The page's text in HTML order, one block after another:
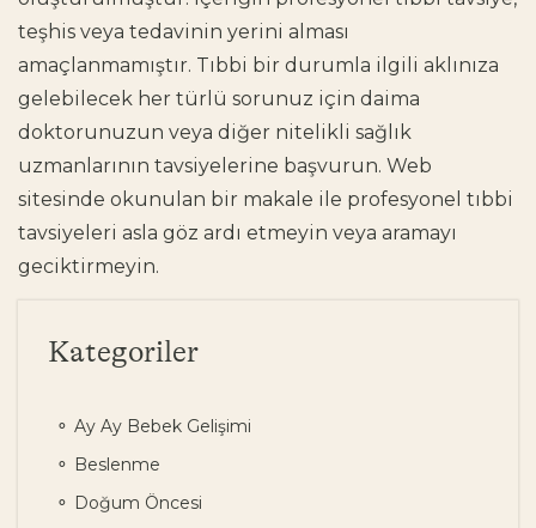
teşhis veya tedavinin yerini alması
amaçlanmamıştır. Tıbbi bir durumla ilgili aklınıza
gelebilecek her türlü sorunuz için daima
doktorunuzun veya diğer nitelikli sağlık
uzmanlarının tavsiyelerine başvurun. Web
sitesinde okunulan bir makale ile profesyonel tıbbi
tavsiyeleri asla göz ardı etmeyin veya aramayı
geciktirmeyin.
Kategoriler
Ay Ay Bebek Gelişimi
Beslenme
Doğum Öncesi